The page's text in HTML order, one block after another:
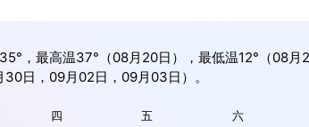
，最高温37°（08月20日），最低温12°（08
30日，09月02日，09月03日）。
四 五 六